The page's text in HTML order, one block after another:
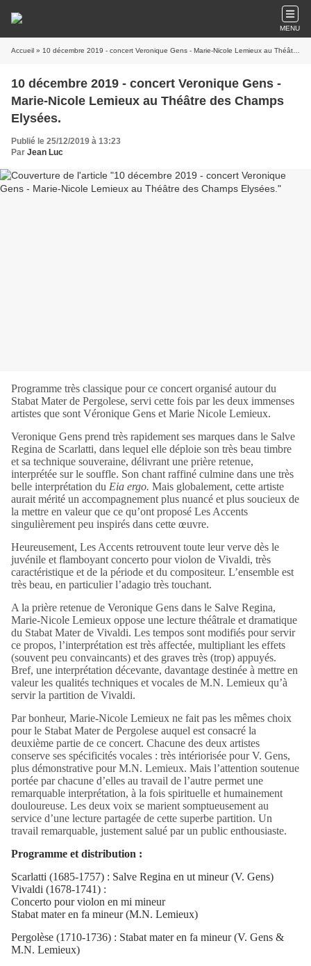
MENU
Accueil » 10 décembre 2019 - concert Veronique Gens - Marie-Nicole Lemieux au Théâtre des Champs Elysées.
10 décembre 2019 - concert Veronique Gens -
Marie-Nicole Lemieux au Théâtre des Champs
Elysées.
Publié le 25/12/2019 à 13:23
Par Jean Luc
Programme très classique pour ce concert organisé autour du
Stabat Mater de Pergolese, servi cette fois par les deux immenses
artistes que sont Véronique Gens et Marie Nicole Lemieux.
Veronique Gens prend très rapidement ses marques dans le Salve
Regina de Scarlatti, dans lequel elle déploie son très beau timbre
et sa technique souveraine, délivrant une prière retenue,
interprétée sur le souffle. Son chant raffiné culmine dans une très
belle interprétation du Eia ergo. Mais globalement, cette artiste
aurait mérité un accompagnement plus nuancé et plus soucieux de
la mettre en valeur que ce qu’ont proposé Les Accents
singulièrement peu inspirés dans cette œuvre.
Heureusement, Les Accents retrouvent toute leur verve dès le
juvénile et flamboyant concerto pour violon de Vivaldi, très
caractéristique et de la période et du compositeur. L’ensemble est
très beau, en particulier l’adagio très touchant.
A la prière retenue de Veronique Gens dans le Salve Regina,
Marie-Nicole Lemieux oppose une lecture théâtrale et dramatique
du Stabat Mater de Vivaldi. Les tempos sont modifiés pour servir
ce propos, l’interprétation est très affectée, multipliant les effets
(souvent peu convaincants) et des graves très (trop) appuyés.
Bref, une interprétation décevante, davantage destinée à mettre en
valeur les qualités techniques et vocales de M.N. Lemieux qu’à
servir la partition de Vivaldi.
Par bonheur, Marie-Nicole Lemieux ne fait pas les mêmes choix
pour le Stabat Mater de Pergolese auquel est consacré la
deuxième partie de ce concert. Chacune des deux artistes
conserve ses spécificités vocales : très intériorisée pour V. Gens,
plus démonstrative pour M.N. Lemieux. Mais l’attention soutenue
portée par chacune d’elles au travail de l’autre permet une
remarquable interprétation, à la fois spirituelle et humainement
douloureuse. Les deux voix se marient somptueusement au
service d’une lecture partagée de cette superbe partition. Un
travail remarquable, justement salué par un public enthousiaste.
Programme et distribution :
Scarlatti (1685-1757) : Salve Regina en ut mineur (V. Gens)
Vivaldi (1678-1741) :
Concerto pour violon en mi mineur
Stabat mater en fa mineur (M.N. Lemieux)
Pergolèse (1710-1736) : Stabat mater en fa mineur (V. Gens &
M.N. Lemieux)